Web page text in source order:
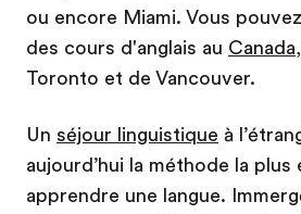
ou encore Miami. Vous
des cours d'anglais au Canada
Toronto et de Vancouver.
Un séjour linguistique à
aujourd’hui la méthode la
apprendre une langue.